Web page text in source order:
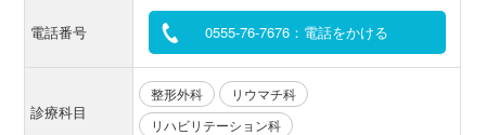
電話番号 0555-76-7676：電話をかける
診療科目
整形外科
リウマチ科
リハビリテーション科